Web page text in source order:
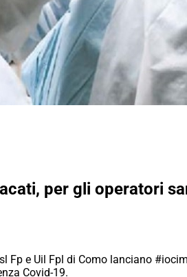
per gli operatori
Fp e Uil Fpl di Como lanciano
Covid-19.